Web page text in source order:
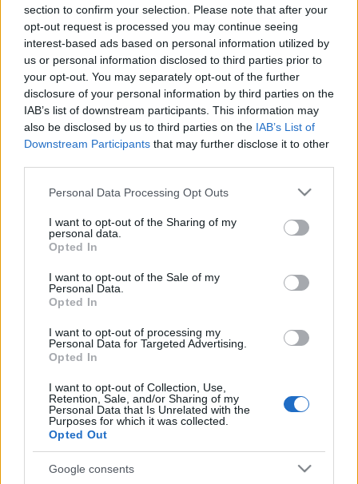
section to confirm your selection. Please note that after your
opt-out request is processed you may continue seeing
interest-based ads based on personal information utilized by
us or personal information disclosed to third parties prior to
your opt-out. You may separately opt-out of the further
disclosure of your personal information by third parties on the
IAB’s list of downstream participants. This information may
also be disclosed by us to third parties on the IAB’s List of
Downstream Participants that may further disclose it to other
Please note that this website/app uses one or more Google
not limited to your visit or usage behaviour. You may click to
grant or deny consent to Google and its third-party tags to
use your data for below specified purposes in below Google
consent section.
Personal Data Processing Opt Outs
I want to opt-out of the Sharing of my
personal data.
Opted In
I want to opt-out of the Sale of my
Personal Data.
Opted In
I want to opt-out of processing my
Personal Data for Targeted Advertising.
Opted In
I want to opt-out of Collection, Use,
Retention, Sale, and/or Sharing of my
Personal Data that Is Unrelated with the
Purposes for which it was collected.
Opted Out
Google consents
16:45:Családi tűzfészek(1979, 100 perc, 16)
18:45:Szabadgyalog(1981, 124 perc, 16)
21:00:Őszi almanach(1984, 115 perc, 16)
Július 19.
18:00:
Kárhozat (1988, 116 perc, 16)
20:15:Werckmeister harmóniák
13:30:Sátántangó(1994, 439 perc, 12)
Július 21.
17:45:A londoni férfi(2007, 132 perc, 12)